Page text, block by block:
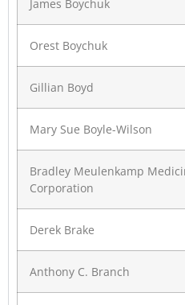
James Boychuk
Orest Boychuk
Gillian Boyd
Mary Sue Boyle-Wilson
Bradley Meulenkamp
Corporation
Derek Brake
Anthony C. Branch